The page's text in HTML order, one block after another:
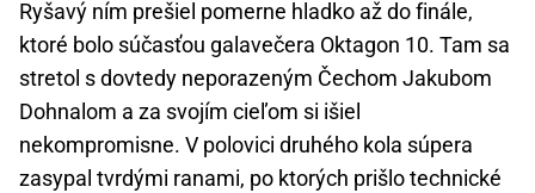
Ryšavý ním prešiel pomerne hladko až do finále,
ktoré bolo súčasťou galavečera Oktagon 10. Tam sa
stretol s dovtedy neporazeným Čechom Jakubom
Dohnalom a za svojím cieľom si išiel
nekompromisne. V polovici druhého kola súpera
zasypal tvrdými ranami, po ktorých prišlo technické